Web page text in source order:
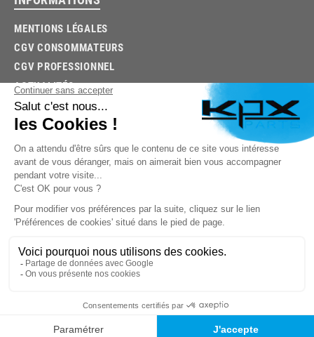
03.85.32.96.74
© 2026 -KPX PARTS- SITE CRÉÉ PARLET'S CLIC
MENTIONS LÉGALES
CGV CONSOMMATEURS
CGV PROFESSIONNEL
ACTUALITÉS
TROUVEZ LA BONNE PIÈCE RAPIDEMENT
03.85.32.96.74